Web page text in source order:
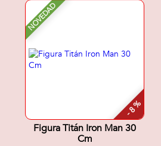
NOVEDAD
- 8 %
Figura Titán Iron Man 30
Cm